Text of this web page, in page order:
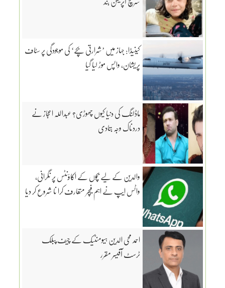
کینیڈا: جہاز میں ’شرارتی بچے‘ کی موجودگی پر سٹاف
پریشان، واپس موڑ لیا گیا
ماڈلنگ کی دنیا کیوں چھوڑی؟ عبداللہ اعجاز نے
دردناک وجہ بتادی
والدین کے لیے بچوں کے اکاؤنٹس پر نگرانی،
واٹس ایپ نے اہم فیچر متعارف کرا نا شروع کر دیا
احمد محی الدین ہیومنٹیک کے چیف پبلک
ٹرسٹ آفیسر مقرر